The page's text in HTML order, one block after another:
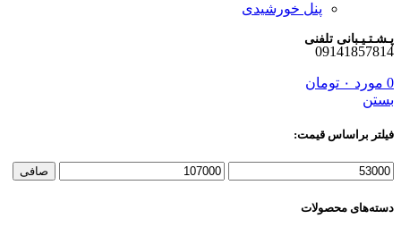
پنل خورشیدی
پـشـتـیـبانی تلفنی
09141857814
0 مورد ۰ تومان
بستن
فیلتر براساس قیمت:
حداقل
حداكثر
صافی
دسته‌های محصولات